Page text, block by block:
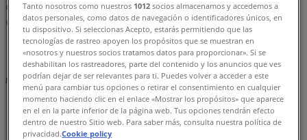
マップ
092-948-1371
マップ
092-948-1371
まもなく ジョイフル>のカタログ・クーポンの掲載を開始！
広告
Tanto nosotros como nuestros 1012 socios almacenamos y accedemos a
datos personales, como datos de navegación o identificadores únicos, en
tu dispositivo. Si seleccionas Acepto, estarás permitiendo que las
tecnologías de rastreo apoyen los propósitos que se muestran en
«nosotros y nuestros socios tratamos datos para proporcionar». Si se
deshabilitan los rastreadores, parte del contenido y los anuncios que ves
podrían dejar de ser relevantes para ti. Puedes volver a acceder a este
menú para cambiar tus opciones o retirar el consentimiento en cualquier
momento haciendo clic en el enlace «Mostrar los propósitos» que aparece
en el en la parte inferior de la página web. Tus opciones tendrán efecto
dentro de nuestro Sitio web. Para saber más, consulta nuestra política de
privacidad.Cookie policy